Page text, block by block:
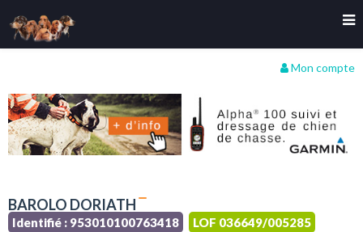
Mon compte
BAROLO DORIATH
Identifié : 953010100763418
LOF 036649/005285